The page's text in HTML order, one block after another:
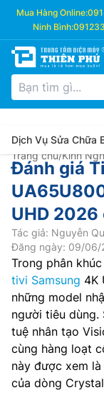
Mua Hàng Online:
Ninh Bình:
Dịch Vụ Sửa Chữa
Trang chủ/Kinh
Đánh giá
UHD
Tác giả: Nguyễn
Đăng ngày: 09/06/
Trong phân
tivi Samsung 4K
những model
người tiêu
tuệ nhân tạo
cùng hàng loạt
này được xem
của dòng